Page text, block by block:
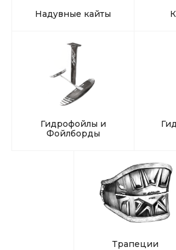
Надувные кайты
Гидрофойлы и
Фойлборды
Трапеции